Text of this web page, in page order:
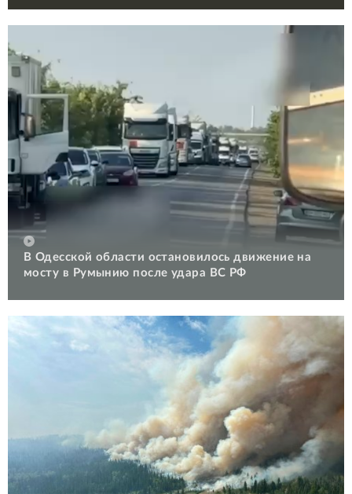
В Одесской области остановилось движение на
мосту в Румынию после удара ВС РФ